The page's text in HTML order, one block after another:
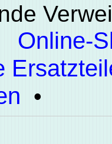
Online-
•